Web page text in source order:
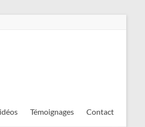
Témoignages Contact